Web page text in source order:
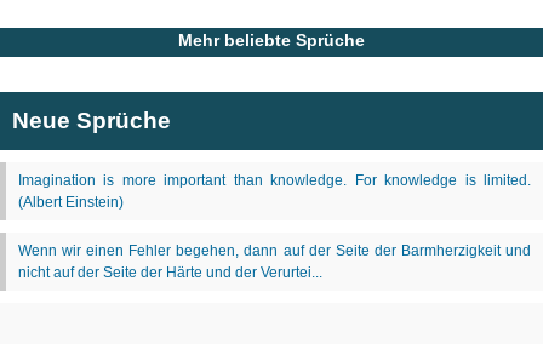
Mehr beliebte Sprüche
Neue Sprüche